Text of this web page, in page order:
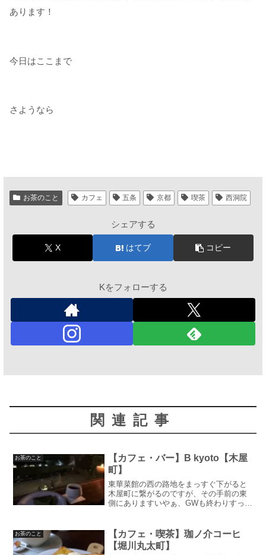
あります！
今日はここまで
さようなら
お茶のこと カフェ 五条 京都 喫茶 西洞院
シェアする
X はてブ コピー
Kをフォローする
関連記事
お茶のこと
【カフェ・バー】B kyoto【木屋
町】
東華菜館の西の路地をまっすぐ下がると
木屋町に繋がるのですが、その手前の東
側にありますいやぁ、GWも終わりすっか
うかしら皆さんも熱中症にはお気を付け
ください写真OKキャッ...
お茶のこと
【カフェ・喫茶】珈ノ介コーヒ
【堀川丸太町】